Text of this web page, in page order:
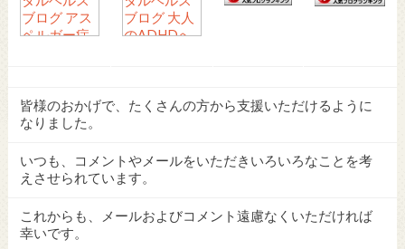
皆様のおかげで、たくさんの方から支援いただけるように
なりました。
いつも、コメントやメールをいただきいろいろなことを考
えさせられています。
これからも、メールおよびコメント遠慮なくいただければ
幸いです。